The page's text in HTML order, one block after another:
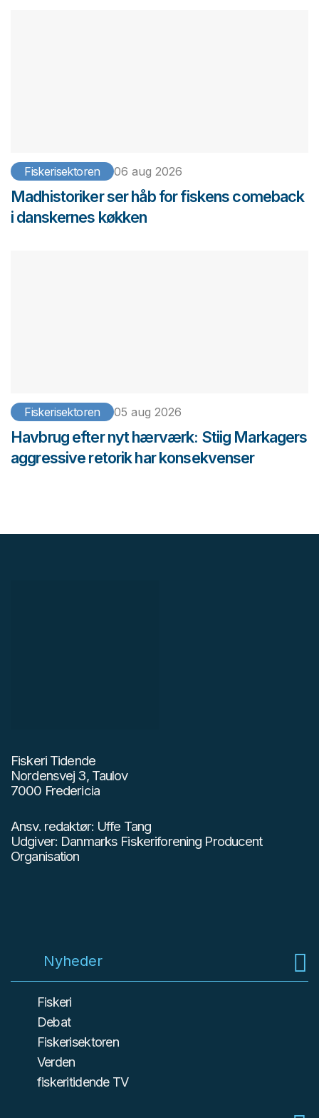
Fiskerisektoren 06 aug 2026
Madhistoriker ser håb for fiskens comeback
i danskernes køkken
Fiskerisektoren 05 aug 2026
Havbrug efter nyt hærværk: Stiig Markagers
aggressive retorik har konsekvenser
Fiskeri Tidende
Nordensvej 3, Taulov
7000 Fredericia
Ansv. redaktør: Uffe Tang
Udgiver: Danmarks Fiskeriforening Producent
Organisation
Nyheder
Fiskeri
Debat
Fiskerisektoren
Verden
fiskeritidende TV